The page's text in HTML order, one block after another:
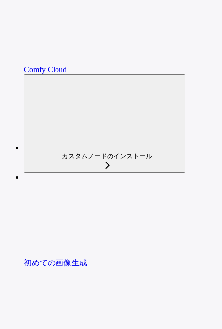
Comfy Cloud
カスタムノードのインストール
初めての画像生成